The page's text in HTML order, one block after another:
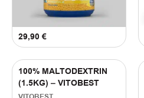
FILTER BY PRICE
13 €—33 €
29,90 €
100% MALTODEXTRIN
(1.5KG) – VITOBEST